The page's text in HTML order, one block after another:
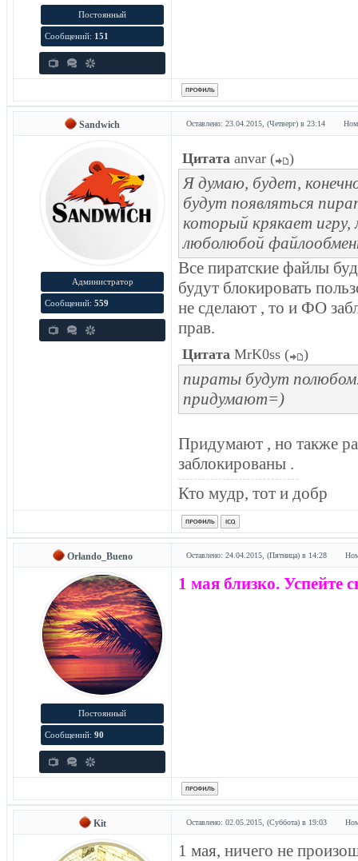
Постоянный
Сообщений: 151
Sandwich Оставлено: 23.04.2015, (Четверг) в 23:14
Администратор
Сообщений: 559
Цитата anvar ( )
Я думаю, будет,
будут появляться
который крякает
люболюбой
Все пиратские файлы
будут блокировать
не сделают , то и ФО
прав.
Цитата MrK0ss ( )
пираты будут
придумают=)
Придумают , но также
заблокированы .
Кто мудр, тот и добр
Orlando_Bueno Оставлено: 24.04.2015, (Пятница) в 14:28
Постоянный
Сообщений: 90
1 мая близко. Успейте
Kit Оставлено: 02.05.2015, (Суббота) в 19:03
1 мая, ничего не